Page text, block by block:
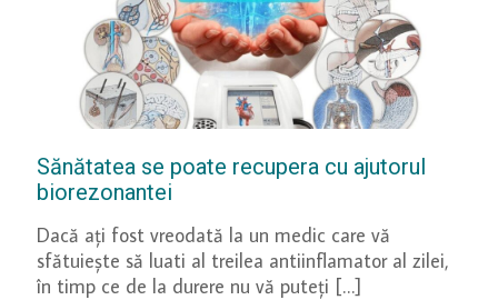
Sănătatea se poate recupera cu ajutorul
biorezonantei
Dacă ați fost vreodată la un medic care vă
sfătuiește să luati al treilea antiinflamator al zilei,
în timp ce de la durere nu vă puteți […]